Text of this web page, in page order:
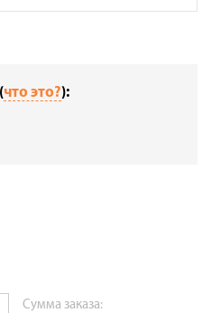
что это?):
Сумма заказа: